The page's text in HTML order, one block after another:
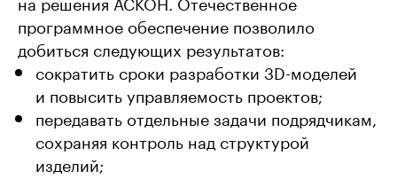
программное обеспечение позволило
добиться следующих результатов:
сократить сроки разработки 3D-моделей
и повысить управляемость проектов;
передавать отдельные задачи подрядчикам,
сохраняя контроль над структурой
изделий;